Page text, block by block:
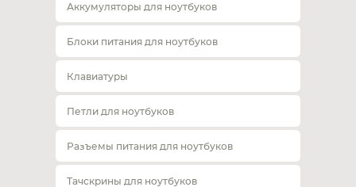
Аккумуляторы для ноутбуков
Блоки питания для ноутбуков
Клавиатуры
Петли для ноутбуков
Разъемы питания для ноутбуков
Тачскрины для ноутбуков